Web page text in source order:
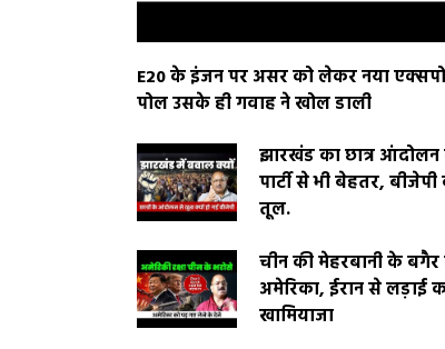
E20 के इंजन पर असर को लेकर नया
पोल उसके ही गवाह ने खोल डाली
झारखंड का छात्र
पार्टी से भी बेहतर,
तूल.
चीन की मेहरबानी के बगैर
अमेरिका, ईरान से लड़ाई
खामियाजा